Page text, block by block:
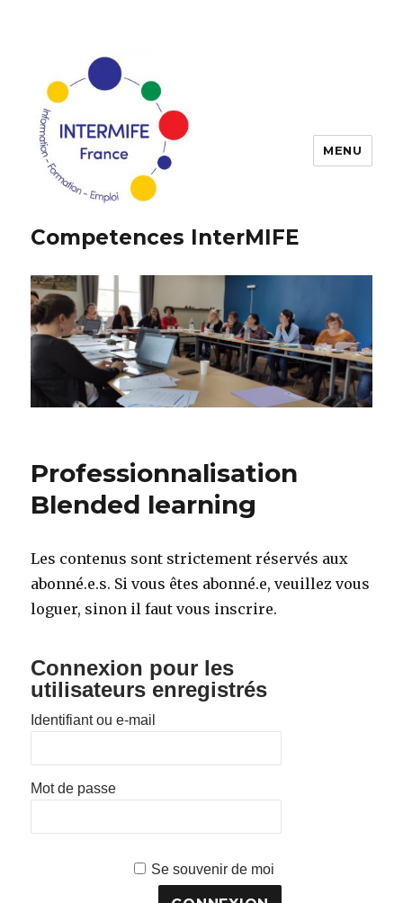
Competences InterMIFE
MENU
Professionnalisation
Blended learning
Les contenus sont strictement réservés aux
abonné.e.s. Si vous êtes abonné.e, veuillez vous
loguer, sinon il faut vous inscrire.
Connexion pour les
utilisateurs enregistrés
Identifiant ou e-mail
Mot de passe
Se souvenir de moi